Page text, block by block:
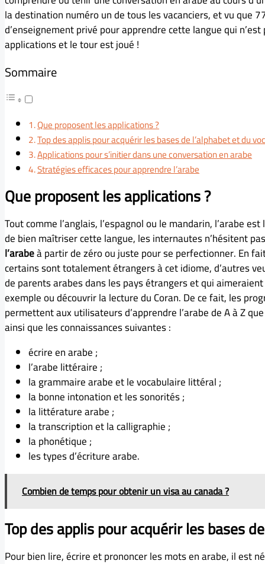
la destination numéro un de tous les vacanciers, et vu que
d’enseignement privé pour apprendre cette langue qui
applications et le tour est joué !
Sommaire
Que proposent les applications ?
Top des applis pour acquérir les bases de l’alphabet et du
Applications pour s’initier dans une conversation en arabe
Stratégies efficaces pour apprendre l’arabe
Que proposent les applications ?
Tout comme l’anglais, l’espagnol ou le mandarin, l’arabe
de bien maîtriser cette langue, les internautes n’hésitent
l’arabeà partir de zéro ou juste pour se perfectionner. En
certains sont totalement étrangers à cet idiome, d’autres
de parents arabes dans les pays étrangers et qui
exemple ou découvrir la lecture du Coran. De ce fait, les
permettent aux utilisateurs d’apprendre l’arabe de A à Z
ainsi que les connaissances suivantes :
écrire en arabe ;
l’arabe littéraire ;
la grammaire arabe et le vocabulaire littéral ;
la bonne intonation et les sonorités ;
la littérature arabe ;
la transcription et la calligraphie ;
la phonétique ;
les types d’écriture arabe.
Combien de temps pour obtenir un visa au canada ?
Top des applis pour acquérir les bases
Pour bien lire, écrire et prononcer les mots en arabe, il est